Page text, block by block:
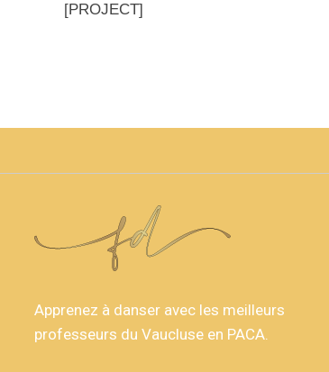
[PROJECT]
Apprenez à danser avec les meilleurs
professeurs du Vaucluse en PACA.